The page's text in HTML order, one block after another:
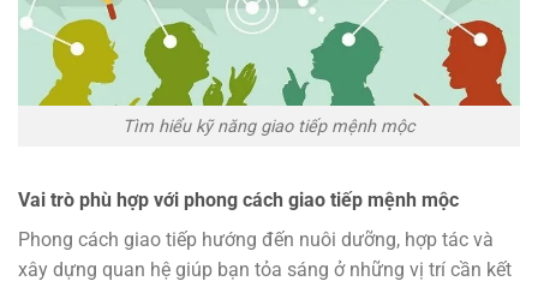
Tìm hiểu kỹ năng giao tiếp mệnh mộc
Vai trò phù hợp với phong cách giao tiếp mệnh mộc
Phong cách giao tiếp hướng đến nuôi dưỡng, hợp tác và
xây dựng quan hệ giúp bạn tỏa sáng ở những vị trí cần kết